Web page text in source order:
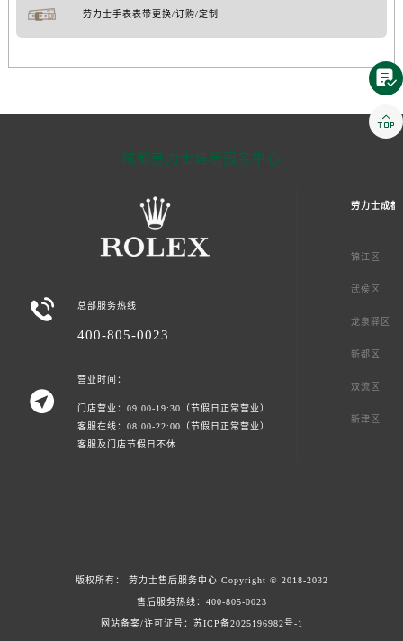
劳力士手表表带更换/订购/定制
成都劳力士售后服务中心
 总部服务热线
400-805-0023

营业时间：
门店营业：09:00-19:30（节假日正常营业）
客服在线：08:00-22:00（节假日正常营业）
客服及门店节假日不休
劳力士成都
锦江区
武侯区
龙泉驿区
新都区
双流区
新津区
版权所有： 劳力士售后服务中心 Copyright © 2018-2032
售后服务热线： 400-805-0023
网站备案/许可证号：苏ICP备2025196982号-1

